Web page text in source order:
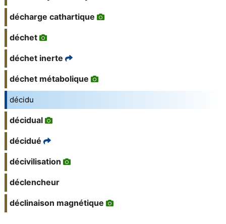
décharge cathartique
déchet
déchet inerte
déchet métabolique
décidu
décidual
décidué
décivilisation
déclencheur
déclinaison magnétique